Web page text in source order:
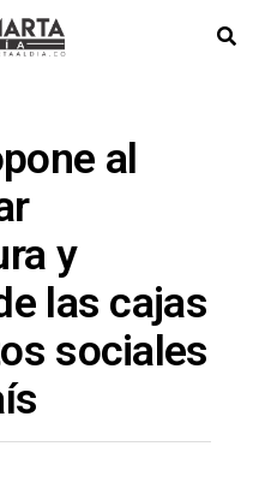
al
y
las cajas
sociales